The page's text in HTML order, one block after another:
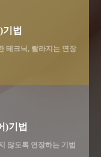
법
테크닉, 빨라지는 연장
)기법
않도록 연장하는 기법